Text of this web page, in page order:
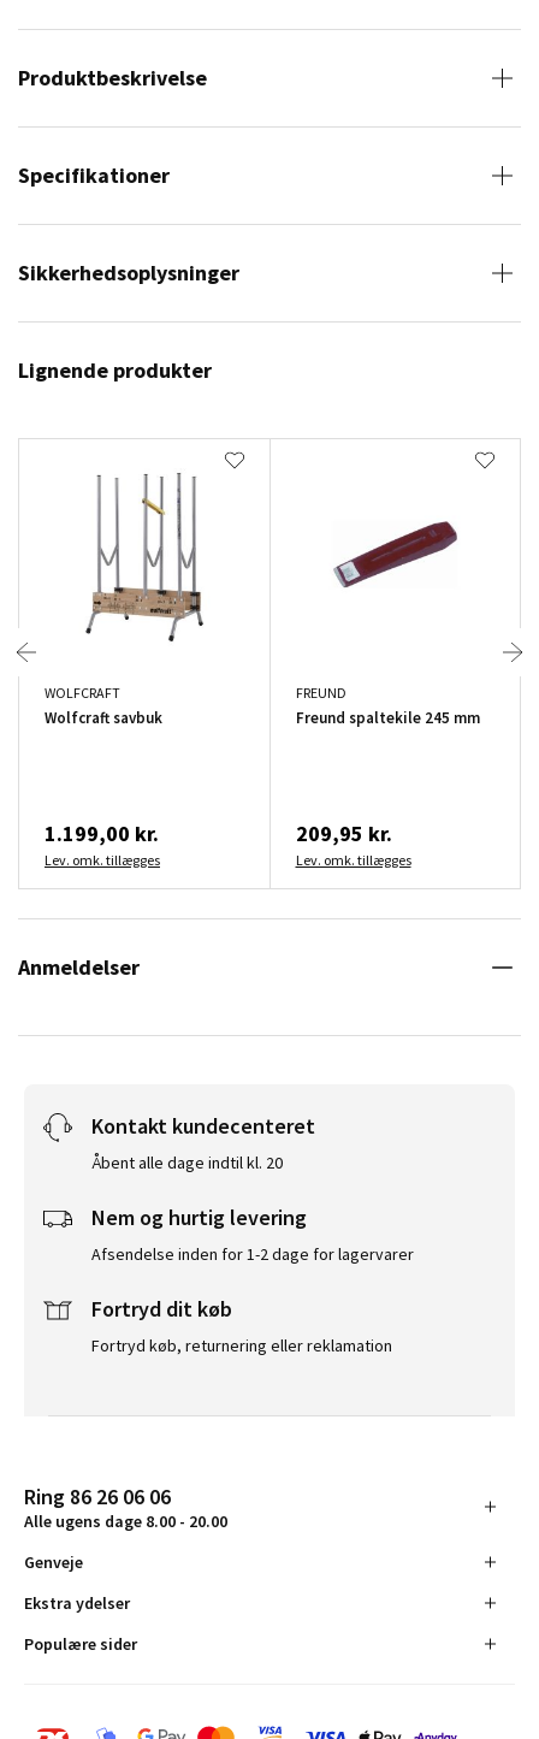
Produktbeskrivelse
Specifikationer
Sikkerhedsoplysninger
Lignende produkter
WOLFCRAFT
Wolfcraft savbuk
1.199,00 kr.
Lev. omk. tillægges
FREUND
Freund spaltekile 245 mm
209,95 kr.
Lev. omk. tillægges
Anmeldelser
Kontakt kundecenteret
Åbent alle dage indtil kl. 20
Nem og hurtig levering
Afsendelse inden for 1-2 dage for lagervarer
Fortryd dit køb
Fortryd køb, returnering eller reklamation
Ring 86 26 06 06
Alle ugens dage 8.00 - 20.00
Genveje
Ekstra ydelser
Populære sider